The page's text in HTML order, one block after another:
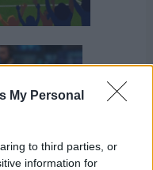
My Personal
to third parties, or
information for